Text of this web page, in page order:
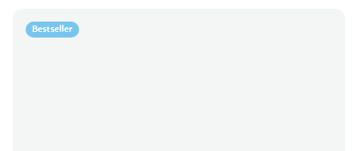
Bestseller